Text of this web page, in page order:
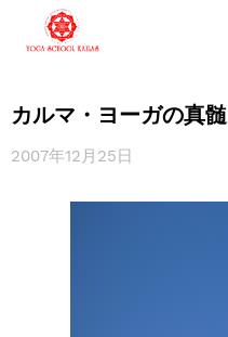
カルマ・ヨーガの真髄
2007年12月25日